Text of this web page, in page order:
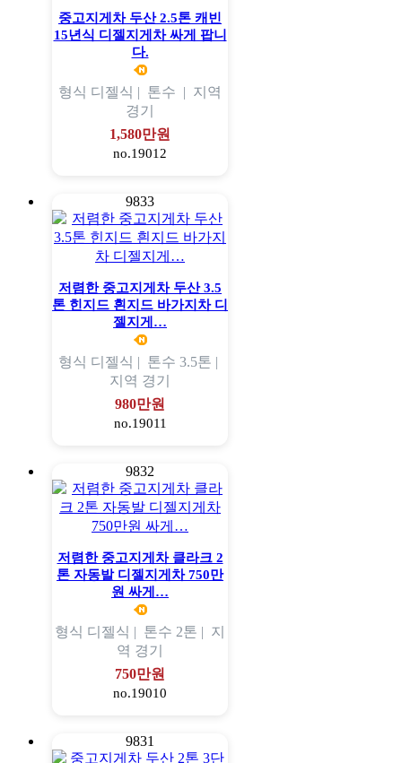
중고지게차 두산 2.5톤 캐빈
15년식 디젤지게차 싸게 팝니
다.
형식 디젤식 | 톤수 | 지역
경기
1,580만원
no.19012
9833
저렴한 중고지게차 두산 3.5
톤 힌지드 흰지드 바가지차 디
젤지게…
형식 디젤식 | 톤수 3.5톤 |
지역 경기
980만원
no.19011
9832
저렴한 중고지게차 클라크 2
톤 자동발 디젤지게차 750만
원 싸게…
형식 디젤식 | 톤수 2톤 | 지
역 경기
750만원
no.19010
9831